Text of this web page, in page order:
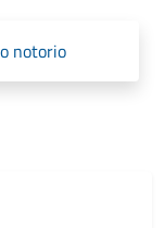
notorio